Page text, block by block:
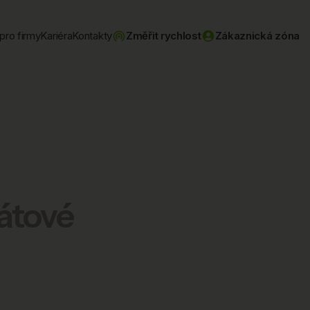
firmyKariéraKontakty Změřit rychlost Zákaznická zóna